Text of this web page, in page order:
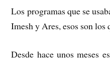
Los programas que se
Imesh y Ares, esos son los
Desde hace unos meses